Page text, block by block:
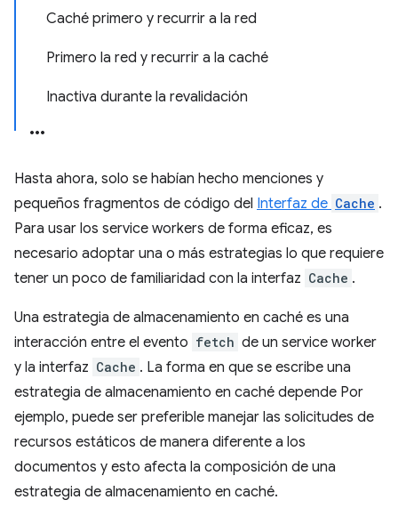
Caché primero y recurrir a la red
Primero la red y recurrir a la caché
Inactiva durante la revalidación
Hasta ahora, solo se habían hecho menciones y
pequeños fragmentos de código del Interfaz de Cache .
Para usar los service workers de forma eficaz, es
necesario adoptar una o más estrategias lo que requiere
tener un poco de familiaridad con la interfaz Cache .
Una estrategia de almacenamiento en caché es una
interacción entre el evento fetch de un service worker
y la interfaz Cache . La forma en que se escribe una
estrategia de almacenamiento en caché depende Por
ejemplo, puede ser preferible manejar las solicitudes de
recursos estáticos de manera diferente a los
documentos y esto afecta la composición de una
estrategia de almacenamiento en caché.